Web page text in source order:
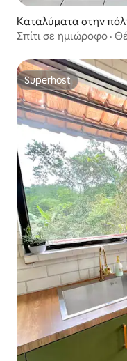
Καταλύματα στην
Σπίτι σε ημιώροφο ·
Superhost
Superhost